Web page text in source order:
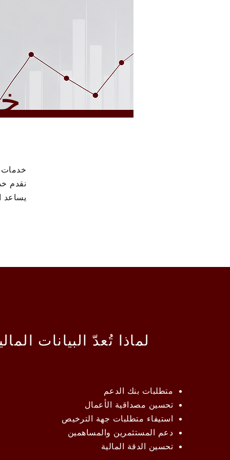
خدمات
نقدم
يساعد
لماذا تُعدّ البيانات
متطلبات بنك الدعم
تحسين مصداقية الأعمال
استيفاء متطلبات جهة الترخيص
دعم المستثمرين والمساهمين
تحسين الدقة المالية